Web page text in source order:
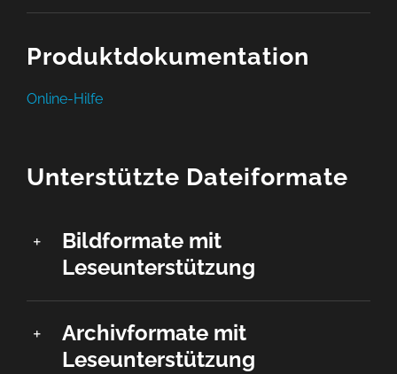
Produktdokumentation
Online-Hilfe
Unterstützte Dateiformate
Bildformate mit
Leseunterstützung
Archivformate mit
Leseunterstützung